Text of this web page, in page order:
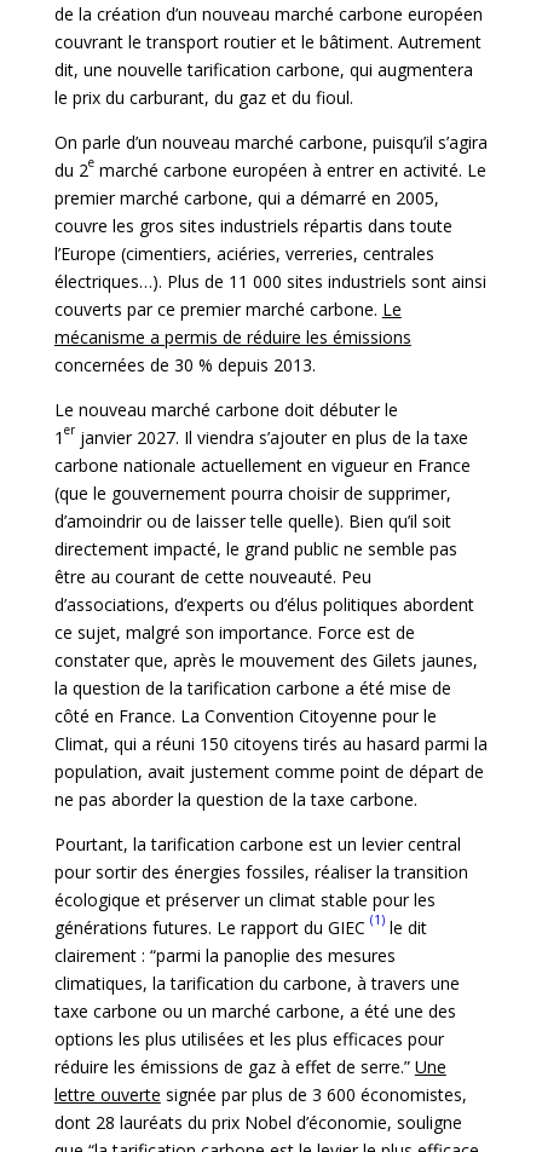
de la création d’un nouveau marché carbone européen
couvrant le transport routier et le bâtiment. Autrement
dit, une nouvelle tarification carbone, qui augmentera
le prix du carburant, du gaz et du fioul.
On parle d’un nouveau marché carbone, puisqu’il s’agira
du 2emarché carbone européen à entrer en activité. Le
premier marché carbone, qui a démarré en 2005,
couvre les gros sites industriels répartis dans toute
l’Europe (cimentiers, aciéries, verreries, centrales
électriques…). Plus de 11 000 sites industriels sont ainsi
couverts par ce premier marché carbone. Le
mécanisme a permis de réduire les émissions
concernées de 30 % depuis 2013.
Le nouveau marché carbone doit débuter le
1 er janvier 2027. Il viendra s’ajouter en plus de la taxe
carbone nationale actuellement en vigueur en France
(que le gouvernement pourra choisir de supprimer,
d’amoindrir ou de laisser telle quelle). Bien qu’il soit
directement impacté, le grand public ne semble pas
être au courant de cette nouveauté. Peu
d’associations, d’experts ou d’élus politiques abordent
ce sujet, malgré son importance. Force est de
constater que, après le mouvement des Gilets jaunes,
la question de la tarification carbone a été mise de
côté en France. La Convention Citoyenne pour le
Climat, qui a réuni 150 citoyens tirés au hasard parmi la
population, avait justement comme point de départ de
ne pas aborder la question de la taxe carbone.
Pourtant, la tarification carbone est un levier central
pour sortir des énergies fossiles, réaliser la transition
écologique et préserver un climat stable pour les
générations futures. Le rapport du GIEC (1)le dit
clairement : “parmi la panoplie des mesures
climatiques, la tarification du carbone, à travers une
taxe carbone ou un marché carbone, a été une des
options les plus utilisées et les plus efficaces pour
réduire les émissions de gaz à effet de serre.” Une
lettre ouverte signée par plus de 3 600 économistes,
dont 28 lauréats du prix Nobel d’économie, souligne